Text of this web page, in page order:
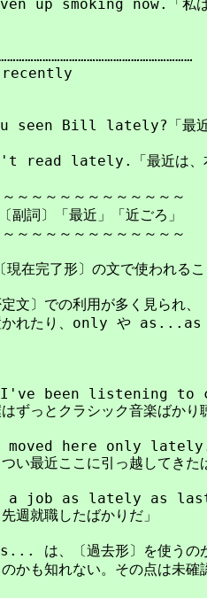
smoking now.「私は今
Bill lately?「最近、
lately.「最近は、本を
～～～～～～～～～～
「最近」「近ごろ」
～～～～～～～～～～
了形〕の文で使われるこ
〕での利用が多く見られ、
かれたり、only や as...as
been listening to
とクラシック音楽ばかり
here only
近ここに引っ越してきた
job as lately as last
職したばかりだ」
〔過去形〕を使うのが普
かも知れない。その点は未確